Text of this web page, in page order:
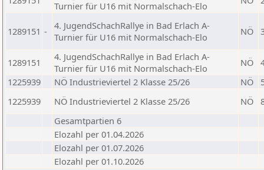
Turnier für U16 mit Normalschach-Elo
1289151 -
4. JugendSchachRallye in Bad Erlach A-
Turnier für U16 mit Normalschach-Elo
NÖ
1289151
4. JugendSchachRallye in Bad Erlach A-
Turnier für U16 mit Normalschach-Elo
NÖ
1225939
NÖ Industrieviertel 2 Klasse 25/26 NÖ
1225939
NÖ Industrieviertel 2 Klasse 25/26 NÖ
Gesamtpartien 6
Elozahl per 01.04.2026
Elozahl per 01.07.2026
Elozahl per 01.10.2026